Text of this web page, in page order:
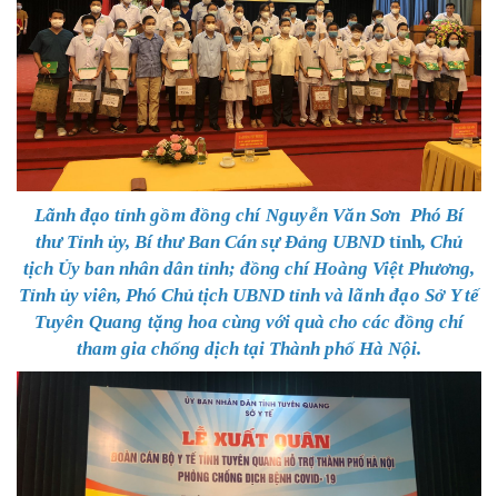
Lãnh đạo tỉnh gồm đồng chí Nguyễn Văn Sơn Phó Bí
thưTỉnh ủy, Bí thư Ban Cán sự Đảng UBND tỉnh, Chủ
tịchỦy ban nhân dân tỉnh; đồng chí Hoàng Việt Phương,
Tỉnh ủy viên, Phó Chủ tịch UBND tỉnh và lãnh đạo Sở Y tế
Tuyên Quang tặng hoa cùng với quà cho các đồng chí
tham gia chống dịch tại Thành phố Hà Nội.